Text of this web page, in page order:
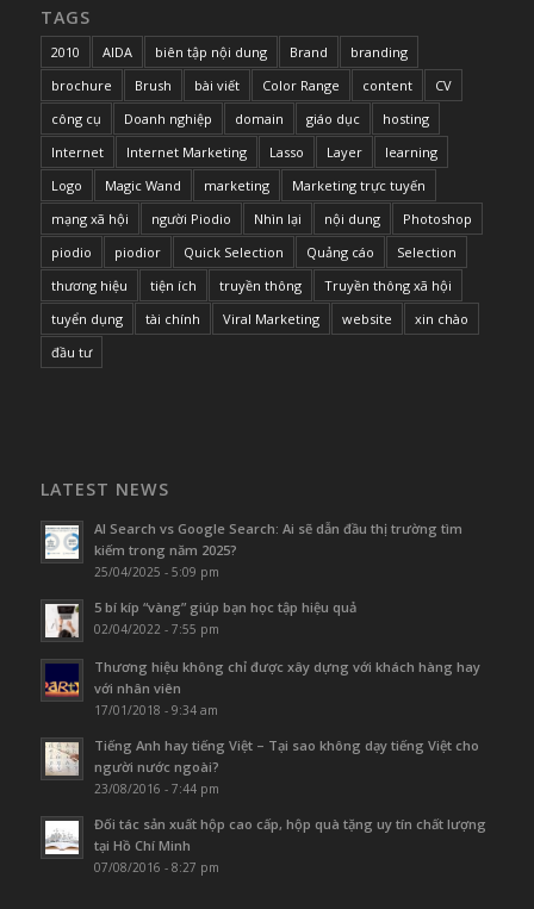
TAGS
2010 AIDA biên tập nội dung Brand
branding
brochure
Brush bài viết Color Range content
CV
công cụ
Doanh nghiệp domain giáo dục
hosting
Internet
Internet Marketing Lasso Layer
learning
Logo
Magic Wand marketing
Marketing trực tuyến
mạng xã hội
người Piodio Nhìn lại nội dung
Photoshop
piodio
piodior Quick Selection Quảng cáo
Selection
thương hiệu
tiện ích truyền thông
Truyền thông xã hội
tuyển dụng
tài chính Viral Marketing website
xin chào
đầu tư
LATEST NEWS
AI Search vs Google Search: Ai sẽ dẫn đầu thị trường tìm
kiếm trong năm 2025?
25/04/2025 - 5:09 pm
5 bí kíp “vàng” giúp bạn học tập hiệu quả
02/04/2022 - 7:55 pm
Thương hiệu không chỉ được xây dựng với khách hàng hay
với nhân viên
17/01/2018 - 9:34 am
Tiếng Anh hay tiếng Việt – Tại sao không dạy tiếng Việt cho
người nước ngoài?
23/08/2016 - 7:44 pm
Đối tác sản xuất hộp cao cấp, hộp quà tặng uy tín chất lượng
tại Hồ Chí Minh
07/08/2016 - 8:27 pm